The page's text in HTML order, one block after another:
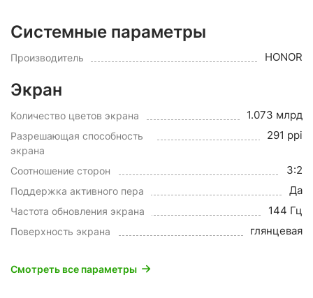
Системные параметры
Производитель HONOR
Экран
Количество цветов экрана 1.073 млрд
Разрешающая способность
экрана
291 ppi
Соотношение сторон 3:2
Поддержка активного пера Да
Частота обновления экрана 144 Гц
Поверхность экрана глянцевая
Смотреть все параметры